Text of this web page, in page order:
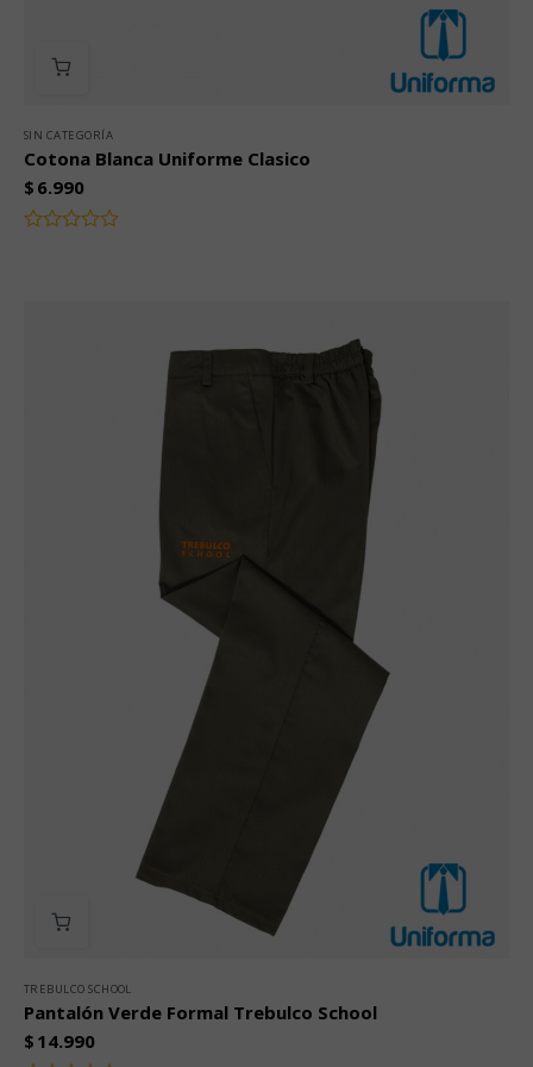
SIN CATEGORÍA
Cotona Blanca Uniforme Clasico
$ 6.990
TREBULCO SCHOOL
Pantalón Verde Formal Trebulco School
$ 14.990